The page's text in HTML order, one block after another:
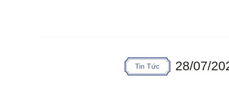
Tin Tức 28/07/